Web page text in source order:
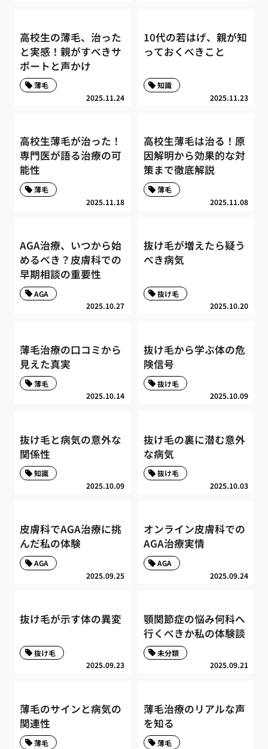
高校生の薄毛、治った
と実感！親がすべきサ
ポートと声かけ
2025.11.24
薄毛
10代の若はげ、親が知
っておくべきこと
2025.11.23
知識
高校生薄毛が治った！
専門医が語る治療の可
能性
2025.11.18
薄毛
高校生薄毛は治る！原
因解明から効果的な対
策まで徹底解説
2025.11.08
薄毛
AGA治療、いつから始
めるべき？皮膚科での
早期相談の重要性
2025.10.27
AGA
抜け毛が増えたら疑う
べき病気
2025.10.20
抜け毛
薄毛治療の口コミから
見えた真実
2025.10.14
薄毛
抜け毛から学ぶ体の危
険信号
2025.10.09
抜け毛
抜け毛と病気の意外な
関係性
2025.10.09
知識
抜け毛の裏に潜む意外
な病気
2025.10.03
抜け毛
皮膚科でAGA治療に挑
んだ私の体験
2025.09.25
AGA
オンライン皮膚科での
AGA治療実情
2025.09.24
AGA
抜け毛が示す体の異変
2025.09.23
抜け毛
顎関節症の悩み何科へ
行くべきか私の体験談
2025.09.21
未分類
薄毛のサインと病気の
関連性
薄毛
薄毛治療のリアルな声
を知る
薄毛